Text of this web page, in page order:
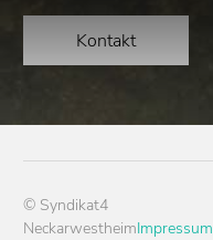
Kontakt
© Syndikat4
NeckarwestheimImpressum